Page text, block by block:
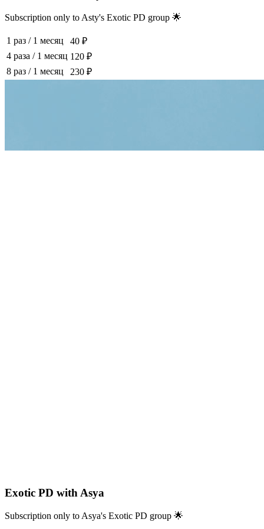
Subscription only to Asty's Exotic PD group 🌟
1 раз / 1 месяц
40 ₽
4 раза / 1 месяц 120 ₽
8 раз / 1 месяц 230 ₽
Exotic PD with Asya
Subscription only to Asya's Exotic PD group 🌟